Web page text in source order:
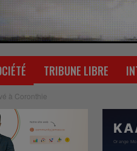
TRIBUNE LIBRE
à Coronthie